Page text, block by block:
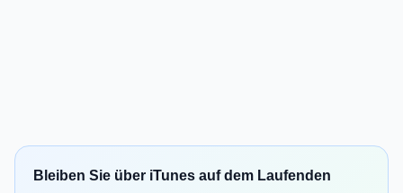
Bleiben Sie über iTunes auf dem Laufenden